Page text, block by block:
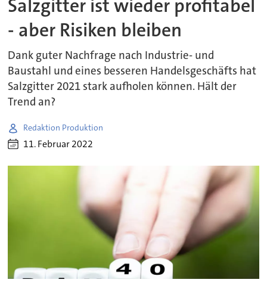
Salzgitter ist wieder profitabel
- aber Risiken bleiben
Dank guter Nachfrage nach Industrie- und
Baustahl und eines besseren Handelsgeschäfts hat
Salzgitter 2021 stark aufholen können. Hält der
Trend an?
Redaktion Produktion
11. Februar 2022